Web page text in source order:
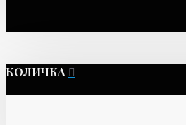
КОЛИЧКА